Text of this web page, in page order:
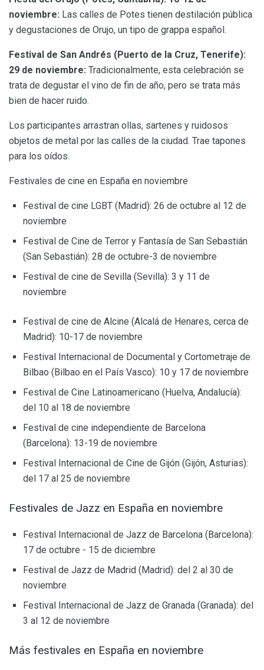
noviembre: Las calles de Potes tienen destilación pública
y degustaciones de Orujo, un tipo de grappa español.
Festival de San Andrés (Puerto de la Cruz, Tenerife):
29 de noviembre: Tradicionalmente, esta celebración se
trata de degustar el vino de fin de año, pero se trata más
bien de hacer ruido.
Los participantes arrastran ollas, sartenes y ruidosos
objetos de metal por las calles de la ciudad. Trae tapones
para los oídos.
Festivales de cine en España en noviembre
Festival de cine LGBT (Madrid): 26 de octubre al 12 de
noviembre
Festival de Cine de Terror y Fantasía de San Sebastián
(San Sebastián): 28 de octubre-3 de noviembre
Festival de cine de Sevilla (Sevilla): 3 y 11 de
noviembre
Festival de cine de Alcine (Alcalá de Henares, cerca de
Madrid): 10-17 de noviembre
Festival Internacional de Documental y Cortometraje de
Bilbao (Bilbao en el País Vasco): 10 y 17 de noviembre
Festival de Cine Latinoamericano (Huelva, Andalucía):
del 10 al 18 de noviembre
Festival de cine independiente de Barcelona
(Barcelona): 13-19 de noviembre
Festival Internacional de Cine de Gijón (Gijón, Asturias):
del 17 al 25 de noviembre
Festivales de Jazz en España en noviembre
Festival Internacional de Jazz de Barcelona (Barcelona):
17 de octubre - 15 de diciembre
Festival de Jazz de Madrid (Madrid): del 2 al 30 de
noviembre
Festival Internacional de Jazz de Granada (Granada): del
3 al 12 de noviembre
Más festivales en España en noviembre